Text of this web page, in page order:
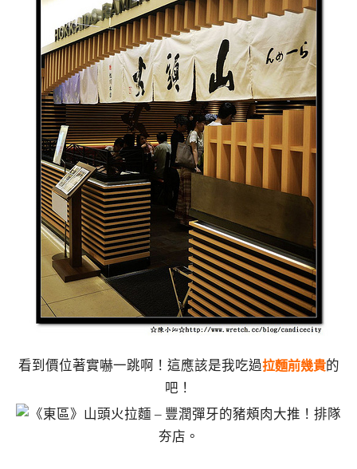
看到價位著實嚇一跳啊！這應該是我吃過拉麵前幾貴的
吧！